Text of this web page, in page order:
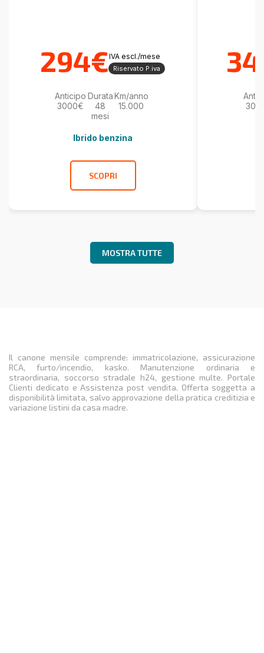
294€IVA escl./mese
Riservato P.iva
Anticipo
3000€
Durata
48
mesi
Km/anno
15.000
Ibrido benzina
SCOPRI
MOSTRA TUTTE
Il canone mensile comprende: immatricolazione, assicurazione
RCA, furto/incendio, kasko. Manutenzione ordinaria e
straordinaria, soccorso stradale h24, gestione multe. Portale
Clienti dedicato e Assistenza post vendita. Offerta soggetta a
disponibilità limitata, salvo approvazione della pratica creditizia e
variazione listini da casa madre.